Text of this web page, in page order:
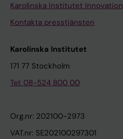
Karolinska Institutet Innovation
Kontakta presstjänsten
Karolinska Institutet
171 77 Stockholm
Tel: 08-524 800 00
Org.nr: 202100-2973
VAT.nr: SE202100297301